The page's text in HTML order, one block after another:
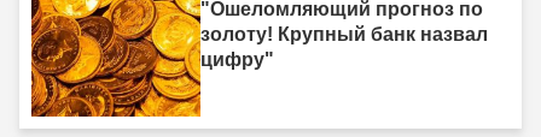
"Ошеломляющий прогноз по
золоту! Крупный банк назвал
цифру"